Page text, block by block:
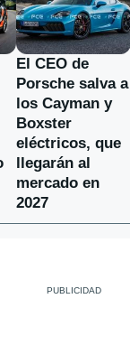
El CEO de
Porsche salva a
los Cayman y
Boxster
eléctricos, que
llegarán al
mercado en
2027